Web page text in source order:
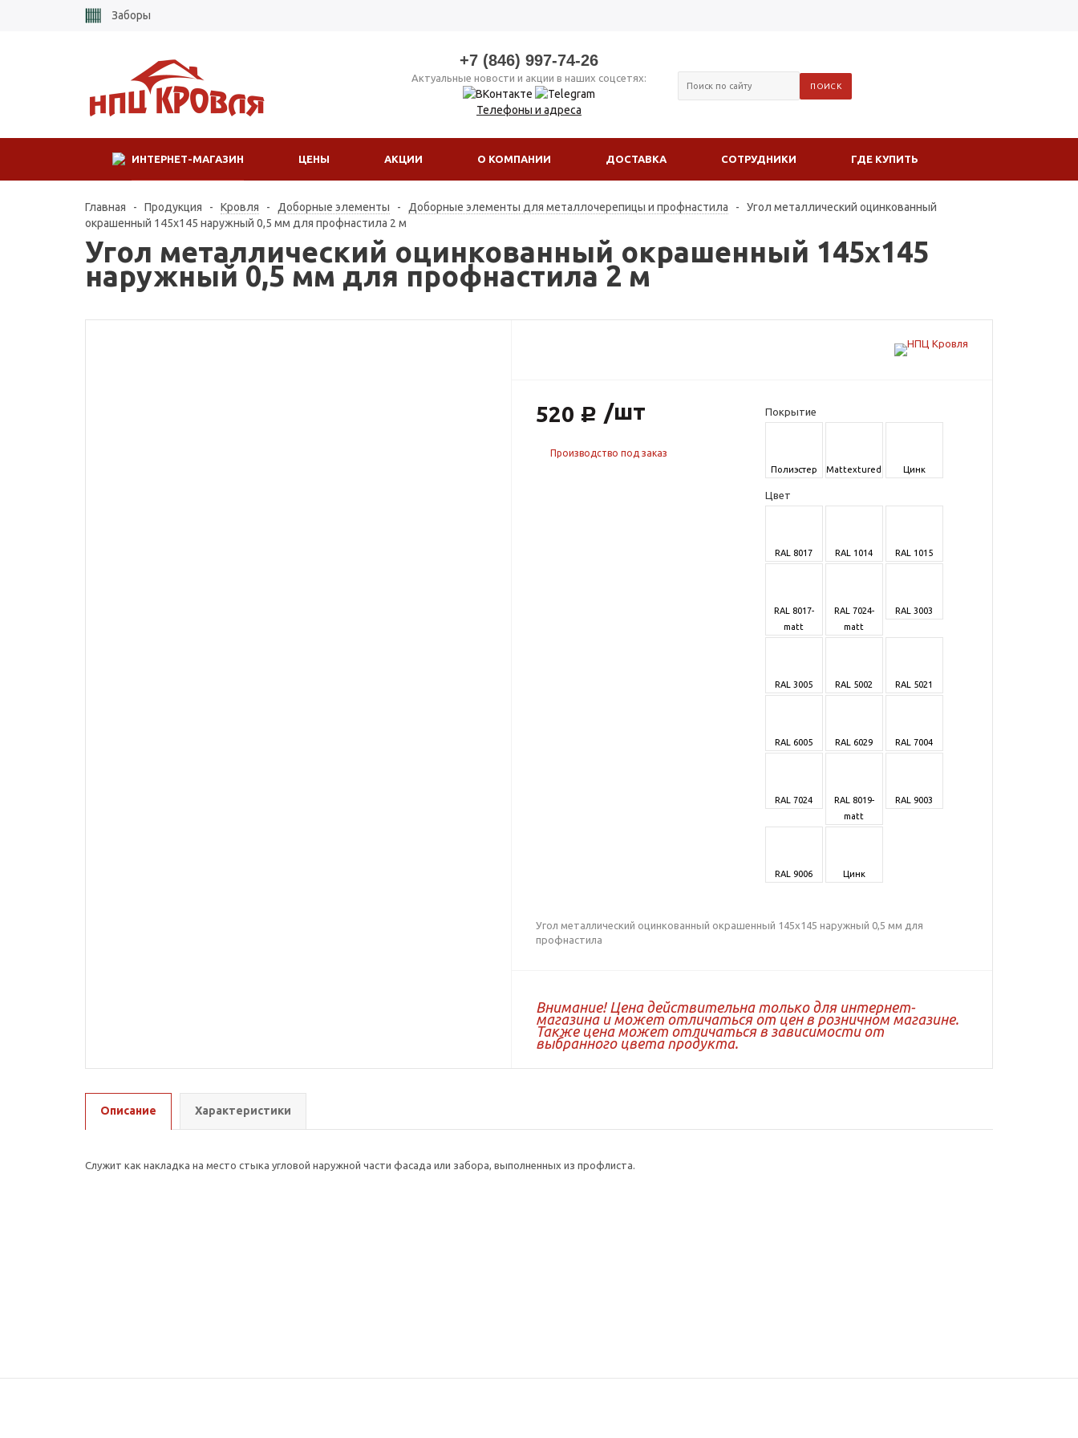
Заборы
+7 (846) 997-74-26
Актуальные новости и акции в наших соцсетях:
Телефоны и адреса
ИНТЕРНЕТ-МАГАЗИН ЦЕНЫ АКЦИИ О КОМПАНИИ ДОСТАВКА СОТРУДНИКИ ГДЕ КУПИТЬ
Главная - Продукция - Кровля - Доборные элементы - Доборные элементы для металлочерепицы и профнастила -
Угол металлический оцинкованный
окрашенный 145х145 наружный 0,5 мм для профнастила 2 м
Угол металлический оцинкованный окрашенный 145х145
наружный 0,5 мм для профнастила 2 м
520 /шт
Производство под заказ
Покрытие
Полиэстер Mattextured Цинк
Цвет
RAL 8017 RAL 1014 RAL 1015
RAL 8017-
matt
RAL 7024-
matt
RAL 3003
RAL 3005 RAL 5002 RAL 5021
RAL 6005 RAL 6029 RAL 7004
RAL 7024
RAL 8019-
matt
RAL 9003
RAL 9006 Цинк
Угол металлический оцинкованный окрашенный 145х145 наружный 0,5 мм для
профнастила
Внимание! Цена действительна только для интернет-
магазина и может отличаться от цен в розничном магазине.
Также цена может отличаться в зависимости от
выбранного цвета продукта.
Описание Характеристики
Служит как накладка на место стыка угловой наружной части фасада или забора, выполненных из профлиста.